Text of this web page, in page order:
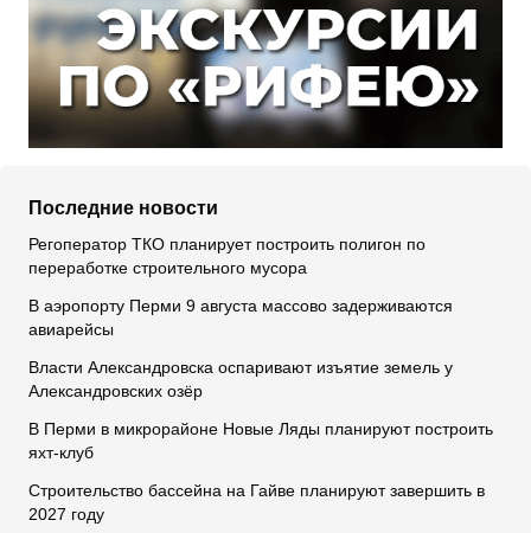
Последние новости
Регоператор ТКО планирует построить полигон по
переработке строительного мусора
В аэропорту Перми 9 августа массово задерживаются
авиарейсы
Власти Александровска оспаривают изъятие земель у
Александровских озёр
В Перми в микрорайоне Новые Ляды планируют построить
яхт-клуб
Строительство бассейна на Гайве планируют завершить в
2027 году